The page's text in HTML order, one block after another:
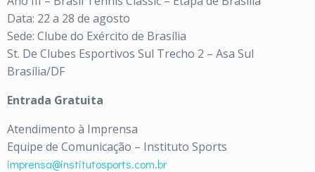
Data: 22 a 28 de agosto
Sede: Clube do Exército de Brasília
St. De Clubes Esportivos Sul Trecho 2 – Asa Sul
Brasília/DF
Entrada Gratuita
Atendimento à Imprensa
Equipe de Comunicação – Instituto Sports
imprensa@institutosports.com.br